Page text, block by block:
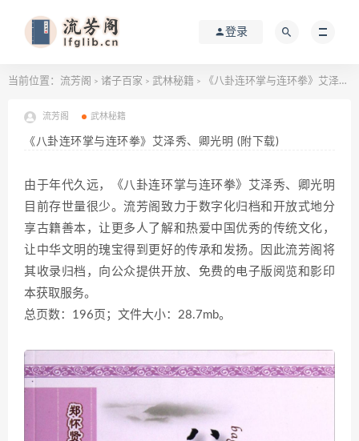
登录
当前位置： 流芳阁 > 诸子百家 > 武林秘籍 > 《八卦连环掌与连环拳》艾泽秀、卿光明 (附下载)
流芳阁 武林秘籍
《八卦连环掌与连环拳》艾泽秀、卿光明 (附下载)
由于年代久远，《八卦连环掌与连环拳》艾泽秀、卿光明
目前存世量很少。流芳阁致力于数字化归档和开放式地分
享古籍善本，让更多人了解和热爱中国优秀的传统文化，
让中华文明的瑰宝得到更好的传承和发扬。因此流芳阁将
其收录归档，向公众提供开放、免费的电子版阅览和影印
本获取服务。
总页数：196页；文件大小：28.7mb。